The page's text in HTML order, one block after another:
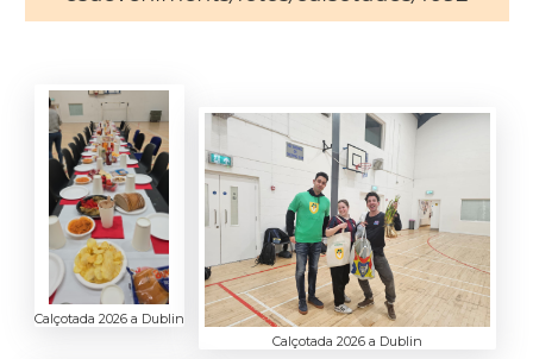
Calçotada 2026 a Dublin
Calçotada 2026 a Dublin